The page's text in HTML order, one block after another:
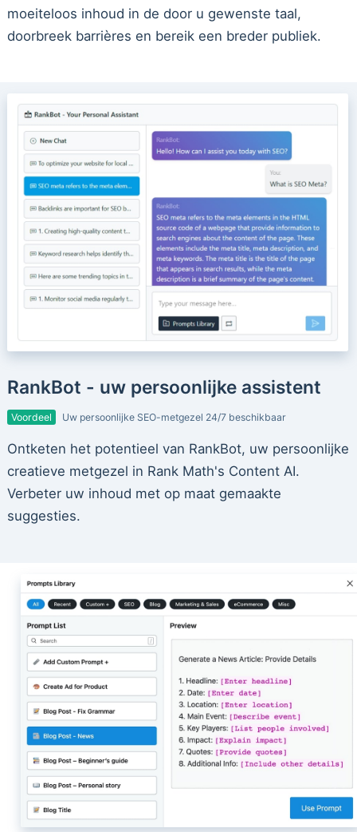
moeiteloos inhoud in de door u gewenste taal,
doorbreek barrières en bereik een breder publiek.
RankBot - uw persoonlijke assistent
Voordeel Uw persoonlijke SEO-metgezel 24/7 beschikbaar
Ontketen het potentieel van RankBot, uw persoonlijke
creatieve metgezel in Rank Math's Content AI.
Verbeter uw inhoud met op maat gemaakte
suggesties.